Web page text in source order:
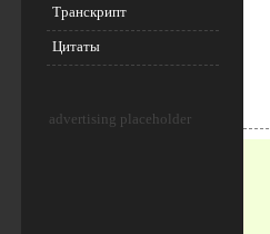
Транскрипт
Цитаты
advertising placeholder